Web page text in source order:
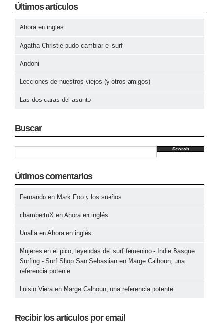
Últimos artículos
Ahora en inglés
Agatha Christie pudo cambiar el surf
Andoni
Lecciones de nuestros viejos (y otros amigos)
Las dos caras del asunto
Buscar
Search
Últimos comentarios
Fernando en Mark Foo y los sueños
chambertuX en Ahora en inglés
Unallaen Ahora en inglés
Mujeres en el pico; leyendas del surf femenino - Indie Basque
Surfing - Surf Shop San Sebastian en Marge Calhoun, una
referencia potente
Luisin Vieraen Marge Calhoun, una referencia potente
Recibir los artículos por email